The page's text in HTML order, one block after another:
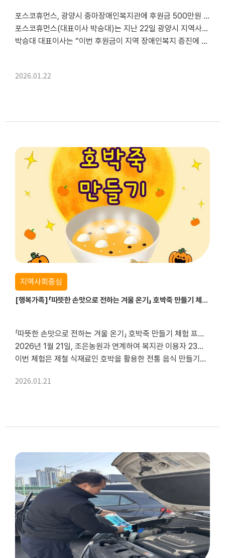
포스코휴먼스, 광양시 중마장애인복지관에 후원금 500만원 전달
포스코휴먼스(대표이사 박승대)는 지난 22일 광양시 지역사회 장애인복지 발전을 위해 후원금 500만원을 광양시 중마장애인복지관(관장 정헌주)에 전달했다.
박승대 대표이사는 “이번 후원금이 지역 장애인복지 증진에 조금이나마 도움이 되길 바란다.”며 “포스코휴먼스...
2026.01.22
지역사회중심
[행복가족]「따뜻한 손맛으로 전하는 겨울 온기」 호박죽 만들기 체험 프로그램 진행
「따뜻한 손맛으로 전하는 겨울 온기」 호박죽 만들기 체험 프로그램 진행
2026년 1월 21일, 조은농원과 연계하여 복지관 이용자 23명을 대상으로 호박죽 만들기 체험 프로그램을 진행하였습니다.
이번 체험은 제철 식재료인 호박을 활용한 전통 음식 만들기를 통해 겨울철 식문화에 대한 이해를 높이고, 정서적 안정과 따뜻한 교류의 시간을 제공하...
2026.01.21